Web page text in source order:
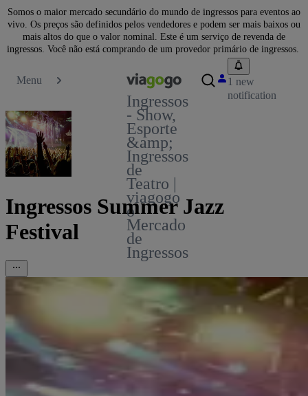
Somos o maior mercado secundário do mundo de ingressos para eventos ao
vivo. Os preços são definidos pelos vendedores e podem ser mais baixos ou
mais altos do que o valor nominal. Este é um serviço de revenda de
ingressos. Você não está comprando de um provedor primário de ingressos.
Menu
Ingressos
- Show,
Esporte
&amp;
Ingressos
de
Teatro |
viagogo
o
Mercado
de
Ingressos
1 new
notification
Ingressos Summer Jazz
Festival